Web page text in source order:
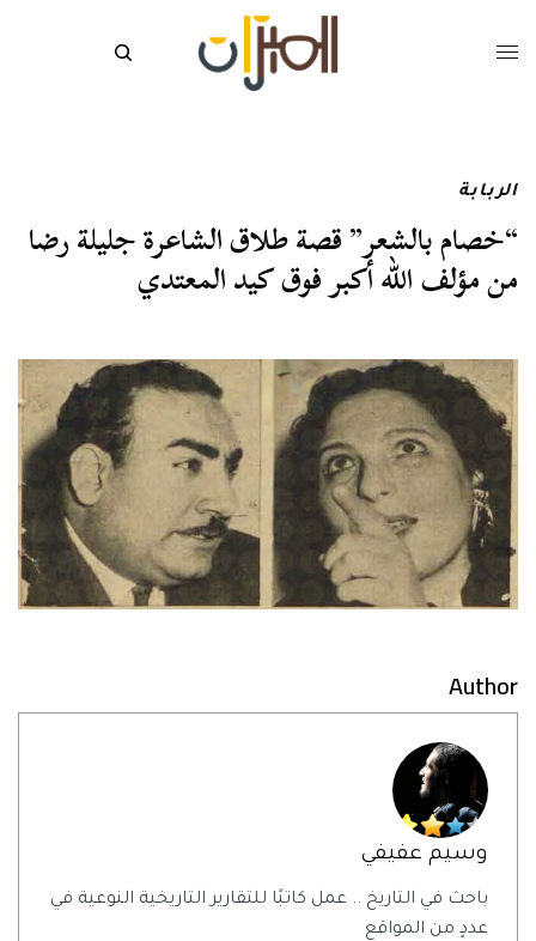
الربابة
“خصام بالشعر” قصة طلاق الشاعرة جليلة رضا
من مؤلف الله أكبر فوق كيد المعتدي
Author
وسيم عفيفي
باحث في التاريخ .. عمل كاتبًا للتقارير التاريخية النوعية في
عددٍ من المواقع